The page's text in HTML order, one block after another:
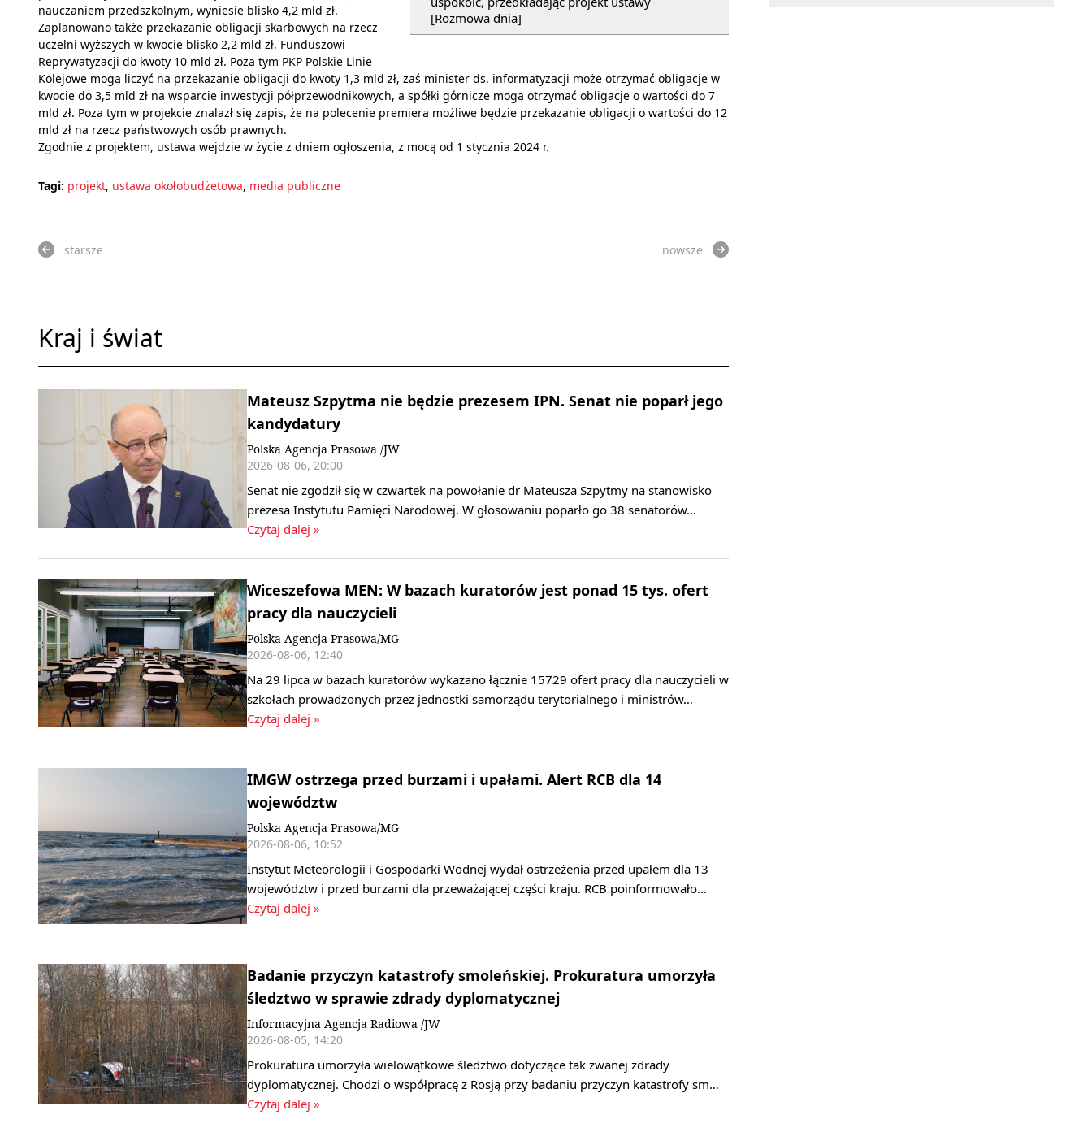
[Rozmowa dnia]
nauczaniem przedszkolnym, wyniesie blisko 4,2 mld zł.
Zaplanowano także przekazanie obligacji skarbowych na rzecz
uczelni wyższych w kwocie blisko 2,2 mld zł, Funduszowi
Reprywatyzacji do kwoty 10 mld zł. Poza tym PKP Polskie Linie
Kolejowe mogą liczyć na przekazanie obligacji do kwoty 1,3 mld zł, zaś minister ds. informatyzacji może otrzymać obligacje w
kwocie do 3,5 mld zł na wsparcie inwestycji półprzewodnikowych, a spółki górnicze mogą otrzymać obligacje o wartości do 7
mld zł. Poza tym w projekcie znalazł się zapis, że na polecenie premiera możliwe będzie przekazanie obligacji o wartości do 12
mld zł na rzecz państwowych osób prawnych.
Zgodnie z projektem, ustawa wejdzie w życie z dniem ogłoszenia, z mocą od 1 stycznia 2024 r.
Tagi: projekt, ustawa okołobudżetowa, media publiczne
starsze nowsze
Kraj i świat
Mateusz Szpytma nie będzie prezesem IPN. Senat nie poparł jego
kandydatury
Polska Agencja Prasowa /JW
2026-08-06, 20:00
Senat nie zgodził się w czwartek na powołanie dr Mateusza Szpytmy na stanowisko
prezesa Instytutu Pamięci Narodowej. W głosowaniu poparło go 38 senatorów…
Czytaj dalej »
Wiceszefowa MEN: W bazach kuratorów jest ponad 15 tys. ofert
pracy dla nauczycieli
Polska Agencja Prasowa/MG
2026-08-06, 12:40
Na 29 lipca w bazach kuratorów wykazano łącznie 15729 ofert pracy dla nauczycieli w
szkołach prowadzonych przez jednostki samorządu terytorialnego i ministrów…
Czytaj dalej »
IMGW ostrzega przed burzami i upałami. Alert RCB dla 14
województw
Polska Agencja Prasowa/MG
2026-08-06, 10:52
Instytut Meteorologii i Gospodarki Wodnej wydał ostrzeżenia przed upałem dla 13
województw i przed burzami dla przeważającej części kraju. RCB poinformowało…
Czytaj dalej »
Badanie przyczyn katastrofy smoleńskiej. Prokuratura umorzyła
śledztwo w sprawie zdrady dyplomatycznej
Informacyjna Agencja Radiowa /JW
2026-08-05, 14:20
Prokuratura umorzyła wielowątkowe śledztwo dotyczące tak zwanej zdrady
dyplomatycznej. Chodzi o współpracę z Rosją przy badaniu przyczyn katastrofy sm…
Czytaj dalej »